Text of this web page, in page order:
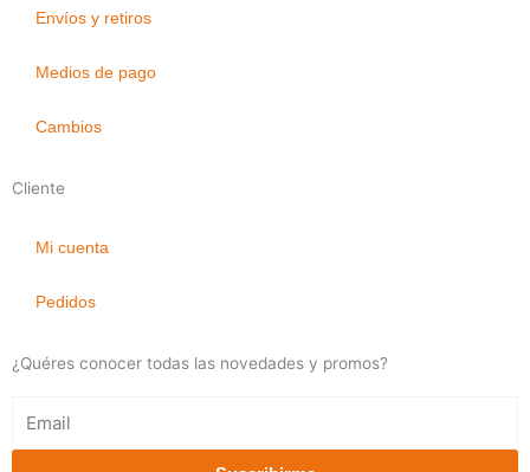
Envíos y retiros
Medios de pago
Cambios
Cliente
Mi cuenta
Pedidos
¿Quéres conocer todas las novedades y promos?